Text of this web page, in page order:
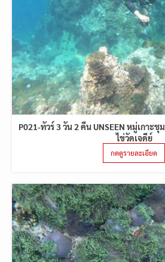
P021-ทัวร์ 3 วัน 2 คืน UNSEEN หมู่เกาะ
ไข่วัดเจดีย์
กดดูรายละเอียด